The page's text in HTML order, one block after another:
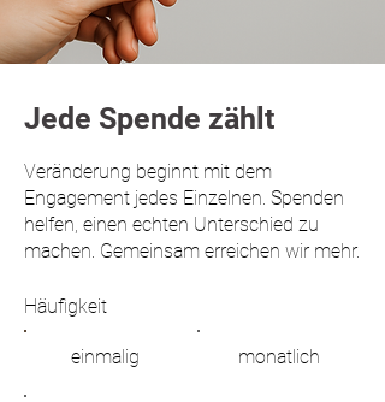
Jede Spende zählt
Veränderung beginnt mit dem
Engagement jedes Einzelnen. Spenden
helfen, einen echten Unterschied zu
machen. Gemeinsam erreichen wir mehr.
Häufigkeit
einmalig monatlich